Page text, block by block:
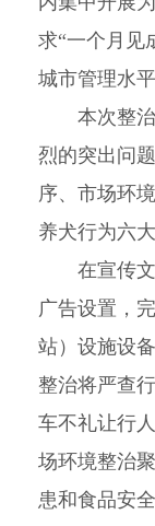
求“一个月见
城市管理水
本次整治
烈的突出问
序、市场环
养犬行为六
在宣传文
广告设置，
站）设施设
整治将严查
车不礼让行
场环境整治
患和食品安